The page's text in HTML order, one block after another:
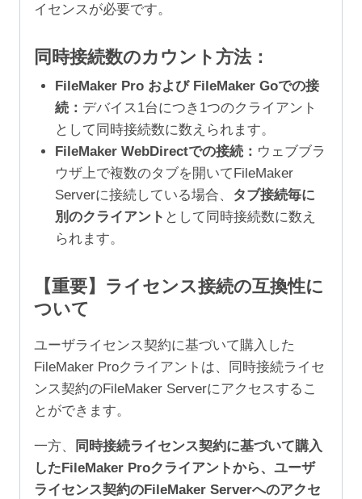
イセンスが必要です。
同時接続数のカウント方法：
FileMaker Pro および FileMaker Goでの接
続： デバイス1台につき1つのクライアント
として同時接続数に数えられます。
FileMaker WebDirectでの接続： ウェブブラ
ウザ上で複数のタブを開いてFileMaker
Serverに接続している場合、 タブ接続毎に
別のクライアント として同時接続数に数え
られます。
【重要】ライセンス接続の互換性に
ついて
ユーザライセンス契約に基づいて購入した
FileMaker Proクライアントは、同時接続ライセ
ンス契約のFileMaker Serverにアクセスするこ
とができます。
一方、
同時接続ライセンス契約に基づいて購入
したFileMaker Proクライアントから、ユーザ
ライセンス契約のFileMaker Serverへのアクセ